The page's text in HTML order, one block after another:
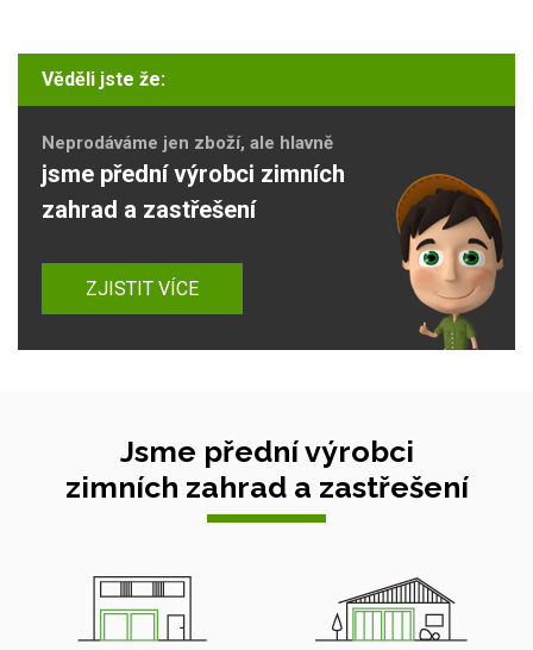
Věděli jste že:
Neprodáváme jen zboží, ale hlavně
jsme přední výrobci zimních
zahrad a zastřešení
ZJISTIT VÍCE
Jsme přední výrobci
zimních zahrad a zastřešení